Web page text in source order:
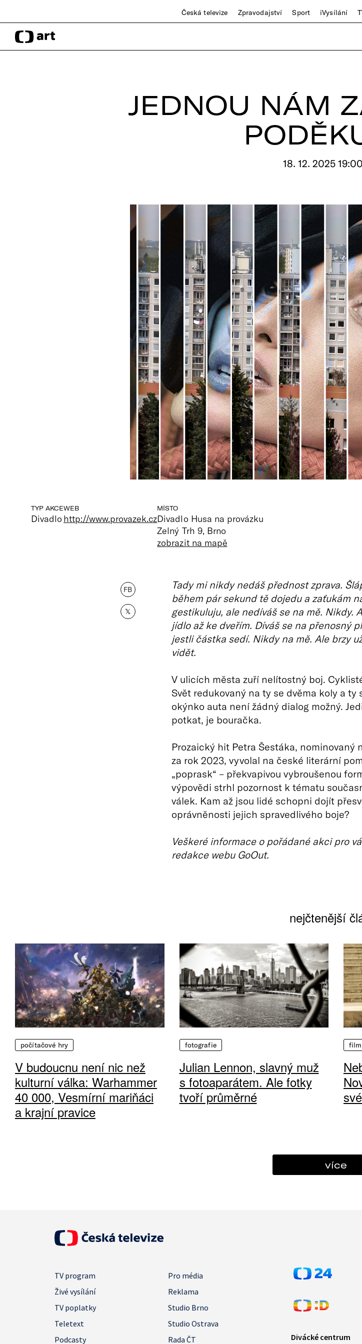
Česká televize Zpravodajství Sport iVysílání
JEDNOU NÁM
18. 12. 2025
TYP AKCE
Divadlo
WEB
http://www.provazek.cz
MÍSTO
Divadlo Husa na provázku
Zelný Trh 9, Brno
zobrazit na mapě
FB
𝕏
Tady mi nikdy nedáš přednost zprava.
během pár sekund tě dojedu a zaťukám
gestikuluju, ale nedíváš se na mě. Nikdy.
jídlo až ke dveřím. Díváš se na přenosný
jestli částka sedí. Nikdy na mě. Ale brzy
vidět.
V ulicích města zuří nelítostný boj.
Svět redukovaný na ty se dvěma koly a ty
okýnko auta není žádný dialog možný.
potkat, je bouračka.
Prozaický hit Petra Šestáka, nominovaný
za rok 2023, vyvolal na české literární
„poprask“ – překvapivou vybroušenou
výpovědi strhl pozornost k tématu
válek. Kam až jsou lidé schopni dojít
oprávněnosti jejich spravedlivého boje?
Veškeré informace o pořádané akci pro
redakce webu GoOut.
nejčtenější
počítačové hry
V budoucnu není nic než
kulturní válka: Warhammer
40 000, Vesmírní mariňáci
a krajní pravice
fotografie
Julian Lennon, slavný muž
s fotoaparátem. Ale fotky
tvoří průměrné
film
více
TV program
Pro média
Živé vysílání
Reklama
TV poplatky
Studio Brno
Teletext
Studio Ostrava
Podcasty
Rada ČT